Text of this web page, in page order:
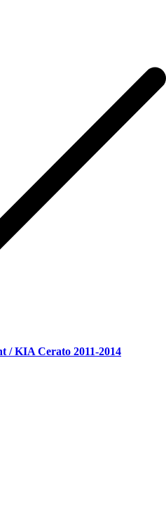
/ KIA Cerato 2011-2014